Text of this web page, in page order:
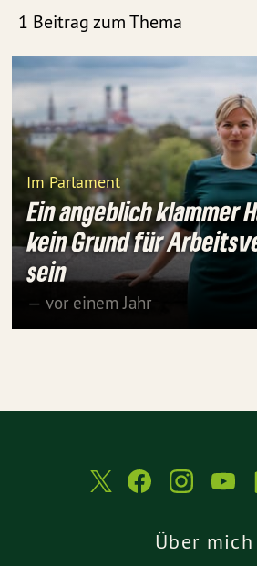
1 Beitrag zum Thema
Im Parlament
Ein angeblich klammer
kein Grund für
sein
— vor einem Jahr
Über mich